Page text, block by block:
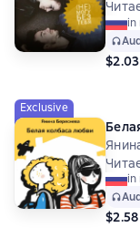
in
$2.03
Exclusive
in
$2.58